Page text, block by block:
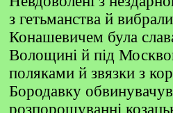
з гетьманства й
Конашевичем була
Волощині й під
поляками й звязки з
Бородавку
розпорошуванні